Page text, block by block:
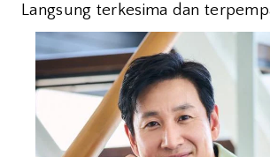
Langsung terkesima dan